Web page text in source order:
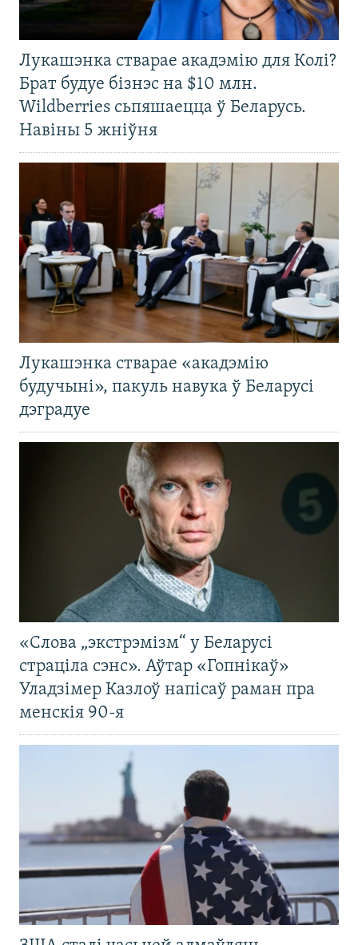
Лукашэнка стварае акадэмію для Колі?
Брат будуе бізнэс на $10 млн.
Wildberries сьпяшаецца ў Беларусь.
Навіны 5 жніўня
Лукашэнка стварае «акадэмію
будучыні», пакуль навука ў Беларусі
дэградуе
«Слова „экстрэмізм“ у Беларусі
страціла сэнс». Аўтар «Гопнікаў»
Уладзімер Казлоў напісаў раман пра
менскія 90-я